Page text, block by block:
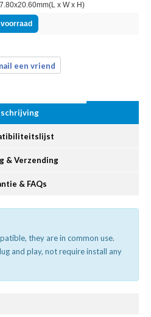
x W x H)
een vriend
& Verzending
& FAQs
they are in common use.
and play, not require install any